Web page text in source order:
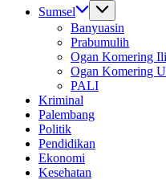
Sumsel
Banyuasin
Prabumulih
Ogan Komering
Ogan Komering
PALI
Kriminal
Palembang
Politik
Pendidikan
Ekonomi
Kesehatan